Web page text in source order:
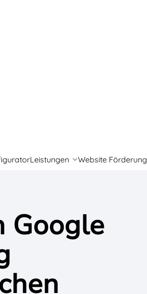
Leistungen Website Förderung
Google